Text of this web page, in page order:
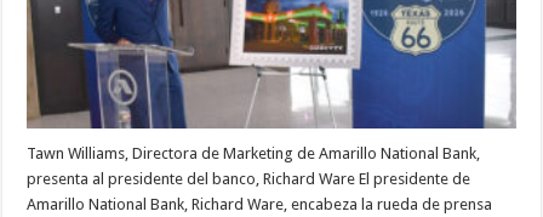
Tawn Williams, Directora de Marketing de Amarillo National Bank,
presenta al presidente del banco, Richard Ware El presidente de
Amarillo National Bank, Richard Ware, encabeza la rueda de prensa